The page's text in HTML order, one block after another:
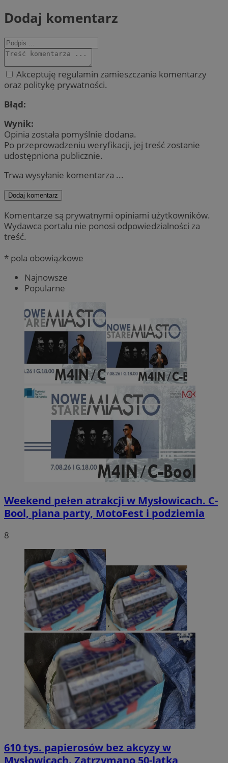
Dodaj komentarz
Akceptuję regulamin zamieszczania komentarzy
oraz politykę prywatności.
Błąd:
Wynik:
Opinia została pomyślnie dodana.
Po przeprowadzeniu weryfikacji, jej treść zostanie
udostępniona publicznie.
Trwa wysyłanie komentarza ...
Dodaj komentarz
Komentarze są prywatnymi opiniami użytkowników.
Wydawca portalu nie ponosi odpowiedzialności za
treść.
* pola obowiązkowe
Najnowsze
Popularne
Weekend pełen atrakcji w Mysłowicach. C-
Bool, piana party, MotoFest i podziemia
8
610 tys. papierosów bez akcyzy w